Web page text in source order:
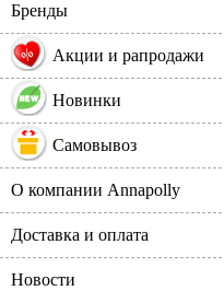
Бренды
% Акции и рапродажи
Новинки
Самовывоз
О компании Annapolly
Доставка и оплата
Новости